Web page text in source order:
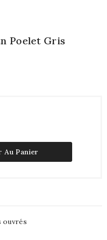
Poelet Gris
Au Panier
ouvrés